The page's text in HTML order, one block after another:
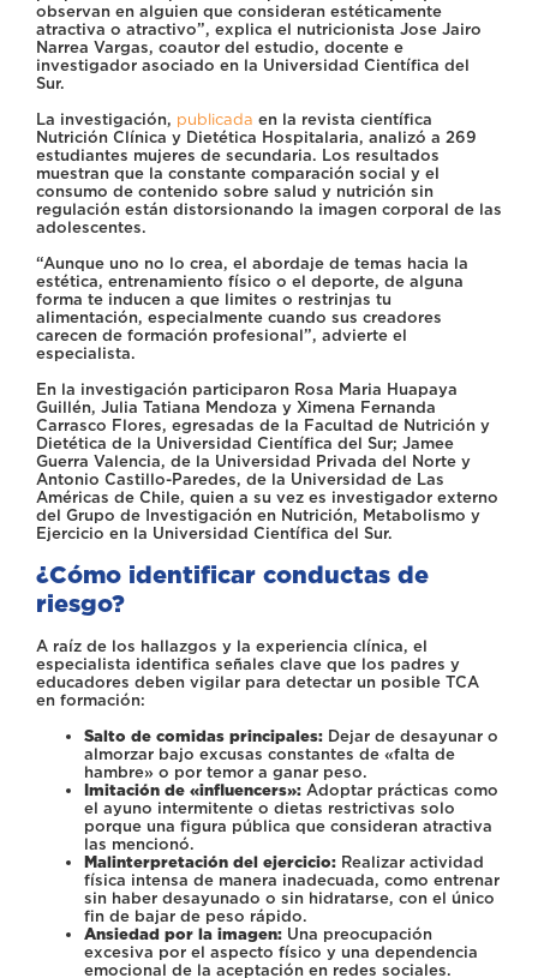
observan en alguien que consideran estéticamente
atractiva o atractivo”, explica el nutricionista Jose Jairo
Narrea Vargas, coautor del estudio, docente e
investigador asociado en la Universidad Científica del
Sur.
La investigación, publicada en la revista científica
Nutrición Clínica y Dietética Hospitalaria, analizó a 269
estudiantes mujeres de secundaria. Los resultados
muestran que la constante comparación social y el
consumo de contenido sobre salud y nutrición sin
regulación están distorsionando la imagen corporal de las
adolescentes.
“Aunque uno no lo crea, el abordaje de temas hacia la
estética, entrenamiento físico o el deporte, de alguna
forma te inducen a que limites o restrinjas tu
alimentación, especialmente cuando sus creadores
carecen de formación profesional”, advierte el
especialista.
En la investigación participaron Rosa Maria Huapaya
Guillén, Julia Tatiana Mendoza y Ximena Fernanda
Carrasco Flores, egresadas de la Facultad de Nutrición y
Dietética de la Universidad Científica del Sur; Jamee
Guerra Valencia, de la Universidad Privada del Norte y
Antonio Castillo-Paredes, de la Universidad de Las
Américas de Chile, quien a su vez es investigador externo
del Grupo de Investigación en Nutrición, Metabolismo y
Ejercicio en la Universidad Científica del Sur.
¿Cómo identificar conductas de
riesgo?
A raíz de los hallazgos y la experiencia clínica, el
especialista identifica señales clave que los padres y
educadores deben vigilar para detectar un posible TCA
en formación:
Salto de comidas principales: Dejar de desayunar o
almorzar bajo excusas constantes de «falta de
hambre» o por temor a ganar peso.
Imitación de «influencers»: Adoptar prácticas como
el ayuno intermitente o dietas restrictivas solo
porque una figura pública que consideran atractiva
las mencionó.
Malinterpretación del ejercicio: Realizar actividad
física intensa de manera inadecuada, como entrenar
sin haber desayunado o sin hidratarse, con el único
fin de bajar de peso rápido.
Ansiedad por la imagen: Una preocupación
excesiva por el aspecto físico y una dependencia
emocional de la aceptación en redes sociales.